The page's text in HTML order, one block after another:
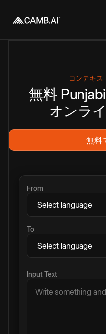
コンテキス
無料 Punjabi
オンラ
無料
From
To
Input Text